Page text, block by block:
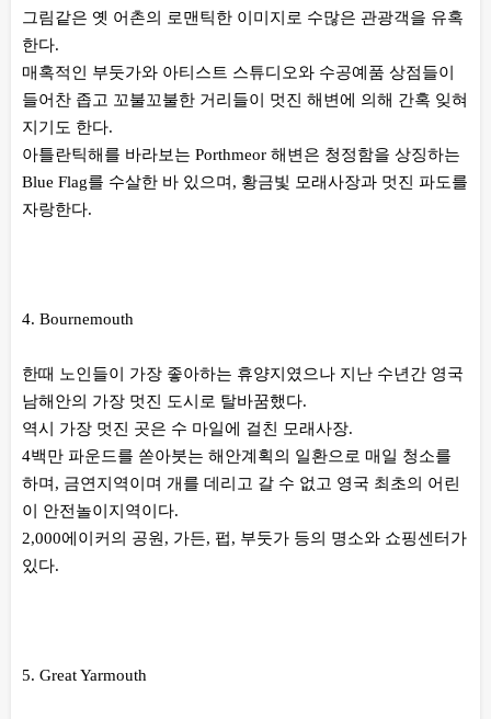
그림같은 옛 어촌의 로맨틱한 이미지로 수많은 관광객을 유혹
한다.
매혹적인 부둣가와 아티스트 스튜디오와 수공예품 상점들이
들어찬 좁고 꼬불꼬불한 거리들이 멋진 해변에 의해 간혹 잊혀
지기도 한다.
아틀란틱해를 바라보는 Porthmeor 해변은 청정함을 상징하는
Blue Flag를 수살한 바 있으며, 황금빛 모래사장과 멋진 파도를
자랑한다.
4. Bournemouth
한때 노인들이 가장 좋아하는 휴양지였으나 지난 수년간 영국
남해안의 가장 멋진 도시로 탈바꿈했다.
역시 가장 멋진 곳은 수 마일에 걸친 모래사장.
4백만 파운드를 쏟아붓는 해안계획의 일환으로 매일 청소를
하며, 금연지역이며 개를 데리고 갈 수 없고 영국 최초의 어린
이 안전놀이지역이다.
2,000에이커의 공원, 가든, 펍, 부둣가 등의 명소와 쇼핑센터가
있다.
5. Great Yarmouth